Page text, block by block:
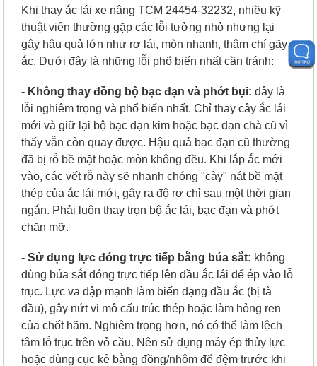
Khi thay ắc lái xe nâng TCM 24454-32232, nhiều kỹ
thuật viên thường gặp các lỗi tưởng nhỏ nhưng lại
gây hậu quả lớn như rơ lái, mòn nhanh, thậm chí gãy
ắc. Dưới đây là những lỗi phổ biến nhất cần tránh:
- Không thay đồng bộ bạc đạn và phớt bụi: đây là
lỗi nghiêm trọng và phổ biến nhất. Chỉ thay cây ắc lái
mới và giữ lại bộ bạc đạn kim hoặc bạc đạn chà cũ vì
thấy vẫn còn quay được. Hậu quả bạc đạn cũ thường
đã bị rỗ bề mặt hoặc mòn không đều. Khi lắp ắc mới
vào, các vết rỗ này sẽ nhanh chóng "cày" nát bề mặt
thép của ắc lái mới, gây ra độ rơ chỉ sau một thời gian
ngắn. Phải luôn thay trọn bộ ắc lái, bạc đạn và phớt
chặn mỡ.
- Sử dụng lực đóng trực tiếp bằng búa sắt: không
dùng búa sắt đóng trực tiếp lên đầu ắc lái để ép vào lỗ
trục. Lực va đập mạnh làm biến dạng đầu ắc (bị tà
đầu), gây nứt vi mô cấu trúc thép hoặc làm hỏng ren
của chốt hãm. Nghiêm trọng hơn, nó có thể làm lệch
tâm lỗ trục trên vỏ cầu. Nên sử dụng máy ép thủy lực
hoặc dùng cục kê bằng đồng/nhôm để đệm trước khi